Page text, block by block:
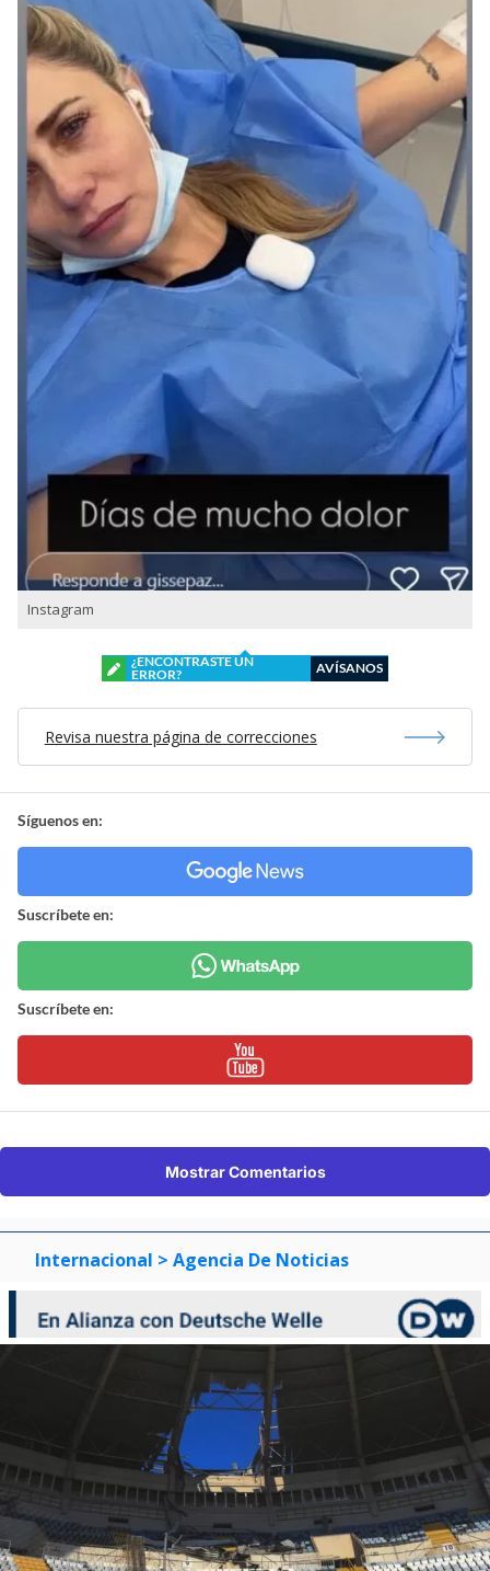
Instagram
¿ENCONTRASTE UN
ERROR?
AVÍSANOS
Revisa nuestra página de correcciones
Síguenos en:
Suscríbete en:
Suscríbete en:
Mostrar Comentarios
Internacional > Agencia De Noticias